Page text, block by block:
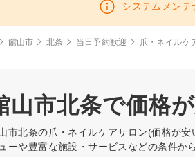
システムメン
館山市 北条 当日予約歓迎 爪・ネイルケ
山市北条で価格
市北条の爪・ネイルケアサロン(価格が安
ーや豊富な施設・サービスなどの条件か